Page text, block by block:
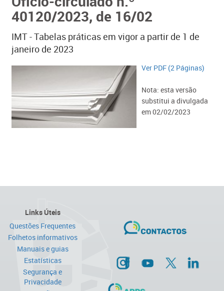
40120/2023, de 16/02
​IMT - Tabelas práticas em vigor a partir de 1 de
janeiro de 2023
Ver PDF (2 Páginas)
Nota: esta versão
substitui a divulgada
em 02/02/2023​
Links Úteis
Questões Frequentes
Folhetos informativos
Manuais e guias
Estatísticas
Segurança e
Privacidade